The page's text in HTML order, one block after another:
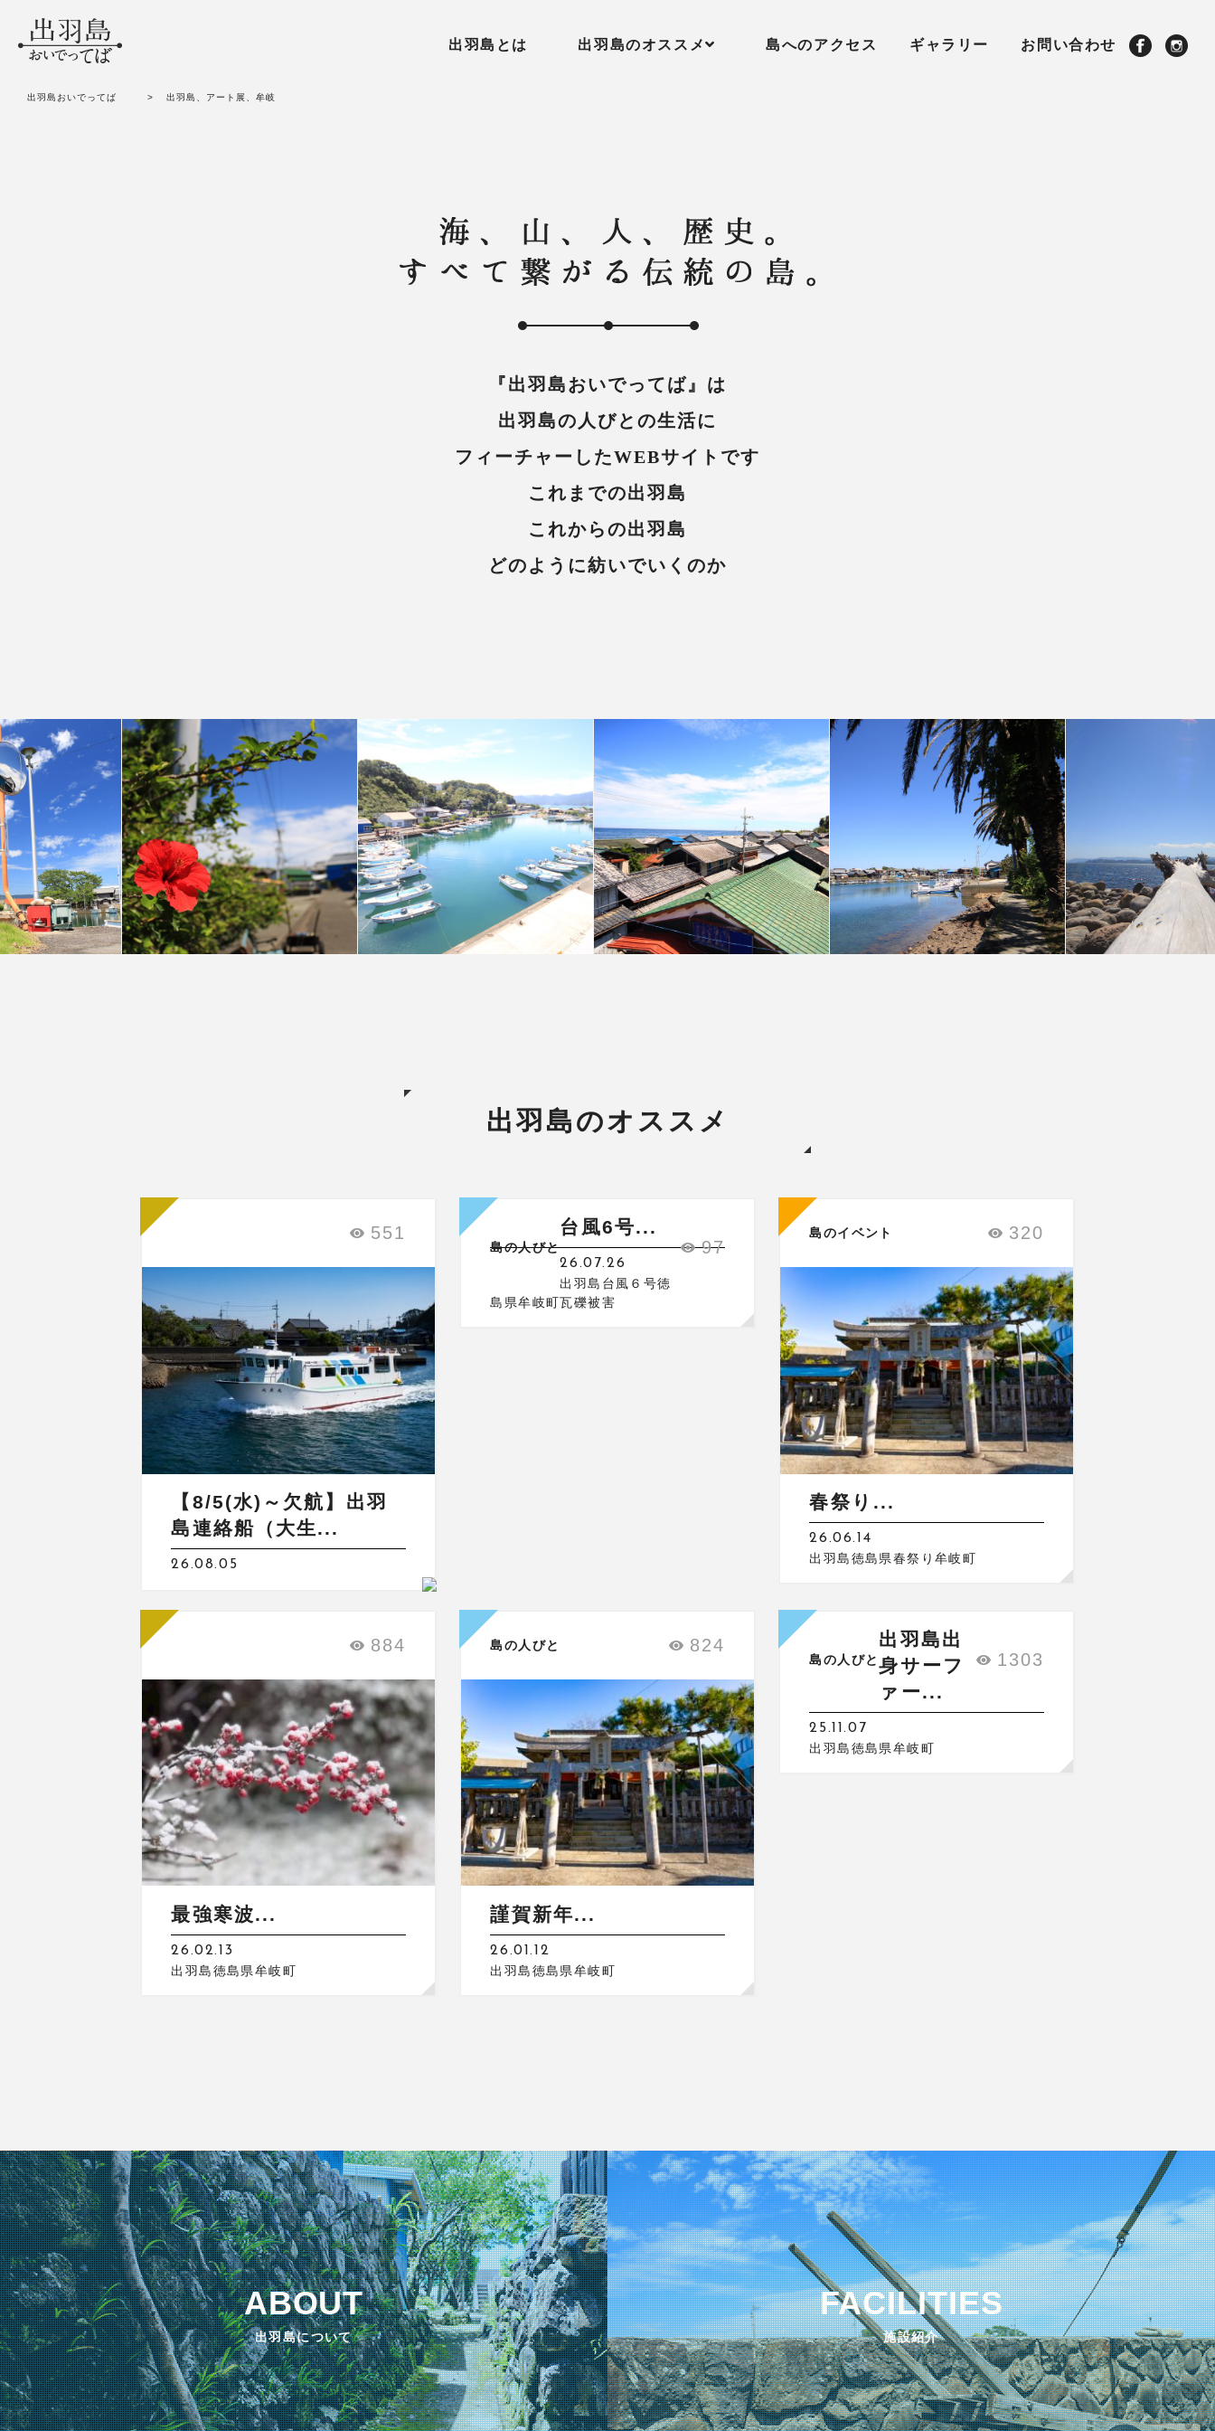
出羽島とは 出羽島のオススメ 島へのアクセス ギャラリー お問い合わせ
出羽島おいでってば > 出羽島、アート展、牟岐
『出羽島おいでってば』は
出羽島の人びとの生活に
フィーチャーしたWEBサイトです
これまでの出羽島
これからの出羽島
どのように紡いでいくのか
出羽島のオススメ
551
【8/5(水)～欠航】出羽
島連絡船（大生...
26.08.05
島の人びと 97
台風6号...
26.07.26
出羽島台風６号徳
島県牟岐町瓦礫被害
島のイベント 320
春祭り...
26.06.14
出羽島徳島県春祭り牟岐町
884
最強寒波...
26.02.13
出羽島徳島県牟岐町
島の人びと 824
謹賀新年...
26.01.12
出羽島徳島県牟岐町
島の人びと 1303
出羽島出
身サーフ
ァー...
25.11.07
出羽島徳島県牟岐町
ABOUT
出羽島について
FACILITIES
施設紹介